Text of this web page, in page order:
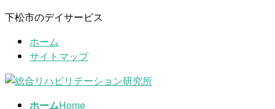
コ
ツ
ナ
シ
下松市のデイサービス
ホーム
サイトマップ
ホームHome